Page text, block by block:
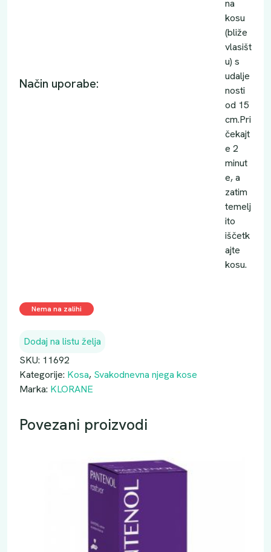
Način uporabe:
na
kosu
(bliže
vlasišt
u) s
udalje
nosti
od 15
cm.Pri
čekajt
e 2
minut
e, a
zatim
temelj
ito
iščetk
ajte
kosu.
Nema na zalihi
Dodaj na listu želja
SKU: 11692
Kategorije: Kosa, Svakodnevna njega kose
Marka: KLORANE
Povezani proizvodi